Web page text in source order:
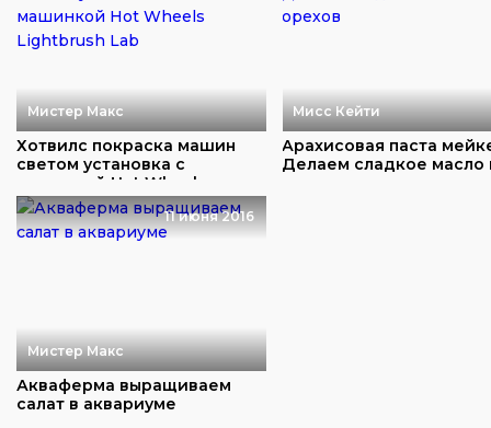
Мистер Макс
Хотвилс покраска машин
светом установка с
машинкой Hot Wheel...
Мисс Кейти
Арахисовая паста
Делаем сладкое масло
11 июня 2016
Мистер Макс
Акваферма выращиваем
салат в аквариуме